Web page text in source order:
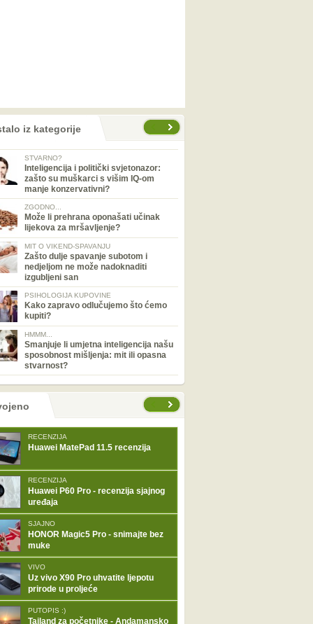
iz kategorije
STVARNO?
Inteligencija i politički svjetonazor:
zašto su muškarci s višim IQ-om
manje konzervativni?
ZGODNO...
Može li prehrana oponašati učinak
lijekova za mršavljenje?
MIT O VIKEND-SPAVANJU
Zašto dulje spavanje subotom i
nedjeljom ne može nadoknaditi
izgubljeni san
PSIHOLOGIJA KUPOVINE
Kako zapravo odlučujemo što ćemo
kupiti?
HMMM...
Smanjuje li umjetna inteligencija našu
sposobnost mišljenja: mit ili opasna
stvarnost?
RECENZIJA
Huawei MatePad 11.5 recenzija
RECENZIJA
Huawei P60 Pro - recenzija sjajnog
uređaja
SJAJNO
HONOR Magic5 Pro - snimajte bez
muke
VIVO
Uz vivo X90 Pro uhvatite ljepotu
prirode u proljeće
PUTOPIS :)
Tajland za početnike - Andamansko